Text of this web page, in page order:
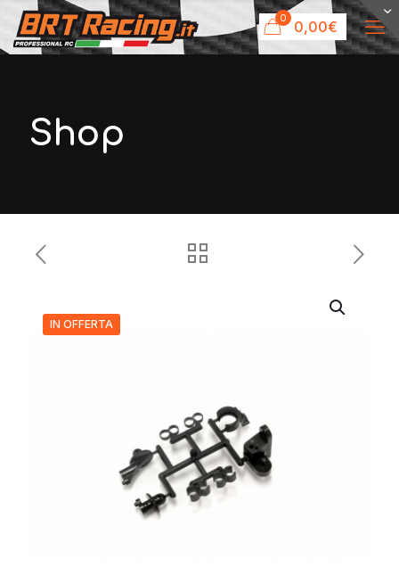
0 0,00€
Shop
IN OFFERTA